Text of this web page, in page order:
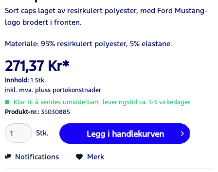
Sort caps laget av resirkulert polyester, med Ford Mustang-
logo brodert i fronten.
Materiale: 95% resirkulert polyester, 5% elastane.
271,37 Kr*
Innhold: 1 Stk.
inkl. mva. pluss portokonstnader
Klar til å sendes umiddelbart, leveringstid ca. 1-3 virkedager
Produkt-nr.: 35030885
Stk. Legg i handlekurven
Notifications Merk